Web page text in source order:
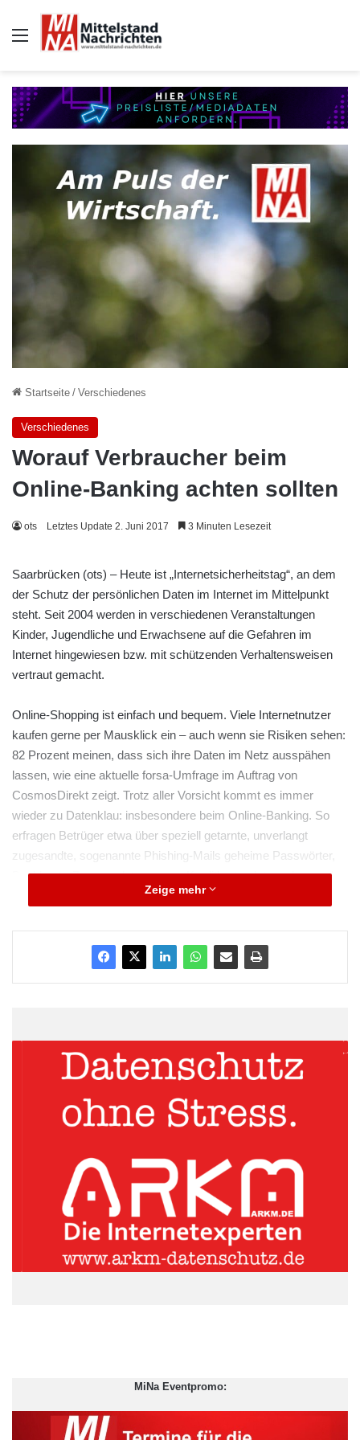
Auswahl
Startseite / Verschiedenes
Verschiedenes
Worauf Verbraucher beim
Online-Banking achten sollten
ots Letztes Update 2. Juni 2017 3 Minuten Lesezeit
Saarbrücken (ots) – Heute ist „Internetsicherheitstag“, an dem
der Schutz der persönlichen Daten im Internet im Mittelpunkt
steht. Seit 2004 werden in verschiedenen Veranstaltungen
Kinder, Jugendliche und Erwachsene auf die Gefahren im
Internet hingewiesen bzw. mit schützenden Verhaltensweisen
vertraut gemacht.
Online-Shopping ist einfach und bequem. Viele Internetnutzer
kaufen gerne per Mausklick ein – auch wenn sie Risiken sehen:
82 Prozent meinen, dass sich ihre Daten im Netz ausspähen
lassen, wie eine aktuelle forsa-Umfrage im Auftrag von
CosmosDirekt zeigt. Trotz aller Vorsicht kommt es immer
wieder zu Datenklau: insbesondere beim Online-Banking. So
erfragen Betrüger etwa über speziell getarnte, unverlangt
zugesandte, sogenannte Phishing-Mails geheime Passwörter,
Bankkonto-Zugangsdaten, sogar Kreditkartendaten, aber auch
andere Benutzerkonto-Informationen. Wer seine Daten preisgibt,
nicht immer verpflichtet, den Schaden komplett zu übernehmen.
CosmosDirekt erklärt, wer bei Online-Banking-Betrug haftet –
anzubieten. In den Allgemeinen Geschäftsbedingungen (AGB)
Zeige mehr
MiNa Eventpromo: